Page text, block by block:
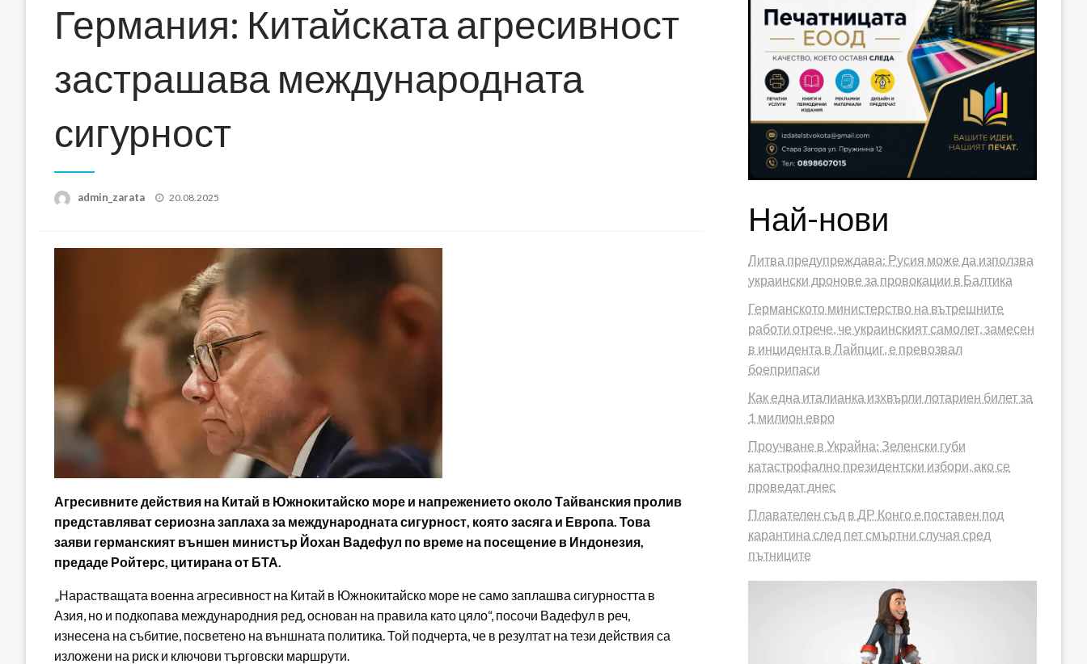
Германия: Китайската агресивност
застрашава международната
сигурност
admin_zarata
Posted
20.08.2025
Агресивните действия на Китай в Южнокитайско море и напрежението около Тайванския пролив
представляват сериозна заплаха за международната сигурност, която засяга и Европа. Това
заяви германският външен министър Йохан Вадефул по време на посещение в Индонезия,
предаде Ройтерс, цитирана от БТА.
„Нарастващата военна агресивност на Китай в Южнокитайско море не само заплашва сигурността в
Азия, но и подкопава международния ред, основан на правила като цяло“, посочи Вадефул в реч,
изнесена на събитие, посветено на външната политика. Той подчерта, че в резултат на тези действия са
изложени на риск и ключови търговски маршрути.
Най-нови
Литва предупреждава: Русия може да използва
украински дронове за провокации в Балтика
Германското министерство на вътрешните
работи отрече, че украинският самолет, замесен
в инцидента в Лайпциг, е превозвал
боеприпаси
Как една италианка изхвърли лотариен билет за
1 милион евро
Проучване в Украйна: Зеленски губи
катастрофално президентски избори, ако се
проведат днес
Плавателен съд в ДР Конго е поставен под
карантина след пет смъртни случая сред
пътниците